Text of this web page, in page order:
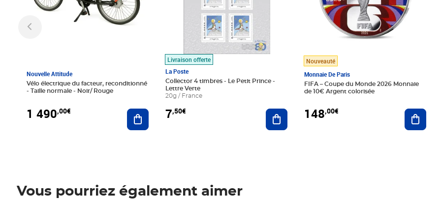
Nouvelle Attitude
Vélo électrique du facteur, reconditionné
- Taille normale - Noir/ Rouge
1 490,00€ Ajouter au panier
Livraison offerte
La Poste
Collector 4 timbres - Le Petit Prince -
Lettre Verte
20g / France
7,50€ Ajouter au panier
Nouveauté
Monnaie De Paris
FIFA – Coupe du Monde 2026 Monnaie
de 10€ Argent colorisée
148,00€
Vous pourriez également aimer